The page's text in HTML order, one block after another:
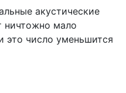
акустические
ничтожно мало
это число уменьшится